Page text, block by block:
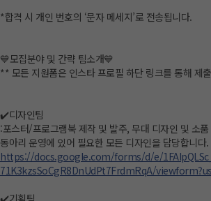
*합격 시 개인 번호의 ‘문자 메세지’로 전송됩니다.
💙모집분야 및 간략 팀소개💙
** 모든 지원폼은 인스타 프로필 하단 링크를 통해 제
✔️디자인팀
:포스터/프로그램북 제작 및 발주, 무대 디자인 및 소
동아리 운영에 있어 필요한 모든 디자인을 담당합니다.
https://docs.google.com/forms/d/e/
71K3kzsSoCgR8DnUdPt7FrdmRqA/
✔️기획팀